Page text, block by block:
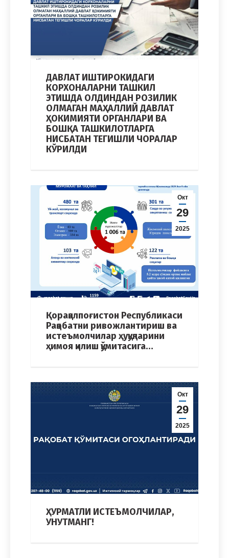
ДАВЛАТ ИШТИРОКИДАГИ
КОРХОНАЛАРНИ ТАШКИЛ
ЭТИШДА ОЛДИНДАН РОЗИЛИК
ОЛМАГАН МАҲАЛЛИЙ ДАВЛАТ
ҲОКИМИЯТИ ОРГАНЛАРИ ВА
БОШҚА ТАШКИЛОТЛАРГА
НИСБАТАН ТЕГИШЛИ ЧОРАЛАР
КЎРИЛДИ
Окт
29
2025
Қорақалпоғистон Республикаси
Рақобатни ривожлантириш ва
истеъмолчилар ҳуқуқларини
ҳимоя қилиш қўмитасига…
Окт
29
2025
ҲУРМАТЛИ ИСТЕЪМОЛЧИЛАР,
УНУТМАНГ!